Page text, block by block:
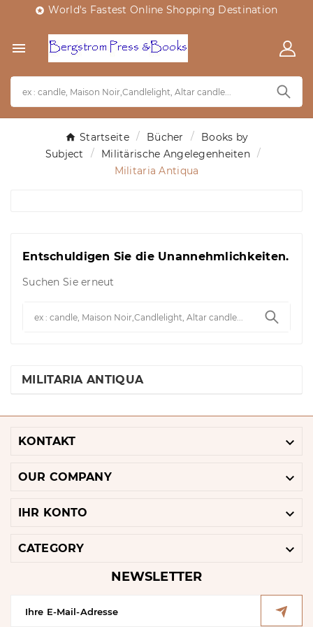
 World's Fastest Online Shopping Destination

Startseite Bücher
Books by
Subject
Militärische Angelegenheiten
Militaria Antiqua
Entschuldigen Sie die Unannehmlichkeiten.
Suchen Sie erneut
MILITARIA ANTIQUA
KONTAKT 
OUR COMPANY 
IHR KONTO 
CATEGORY 
NEWSLETTER